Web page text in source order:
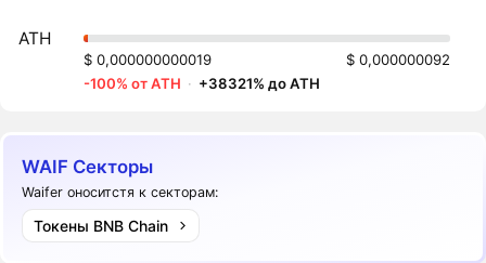
ATH
$ 0,000000000019
$ 0,000000092
-100% от ATH · +38321% до ATH
WAIF Секторы
Waifer оноситстя к секторам:
Токены BNB Chain